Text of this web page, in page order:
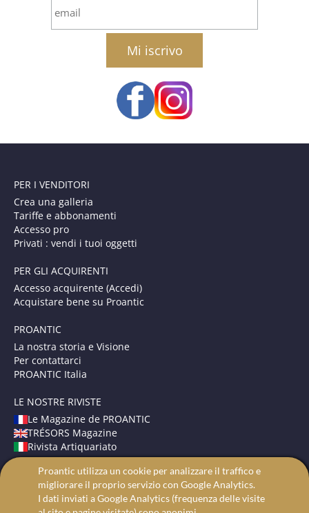
email
PER I VENDITORI
Crea una galleria
Tariffe e abbonamenti
Accesso pro
Privati : vendi i tuoi oggetti
PER GLI ACQUIRENTI
Accesso acquirente (Accedi)
Acquistare bene su Proantic
PROANTIC
La nostra storia e Visione
Per contattarci
PROANTIC Italia
LE NOSTRE RIVISTE
Le Magazine de PROANTIC
TRÉSORS Magazine
Rivista Artiquariato
TERMINI E CONDIZIONI
Avvisi Legali
Protezione dei dati
Proantic utilizza un cookie per analizzare il traffico e
migliorare il proprio servizio con Google Analytics.
I dati inviati a Google Analytics (frequenza delle visite